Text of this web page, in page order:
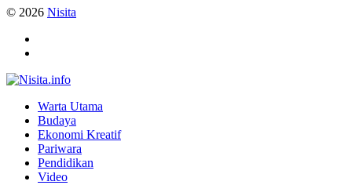
© 2026 Nisita
Warta Utama
Budaya
Ekonomi Kreatif
Pariwara
Pendidikan
Video